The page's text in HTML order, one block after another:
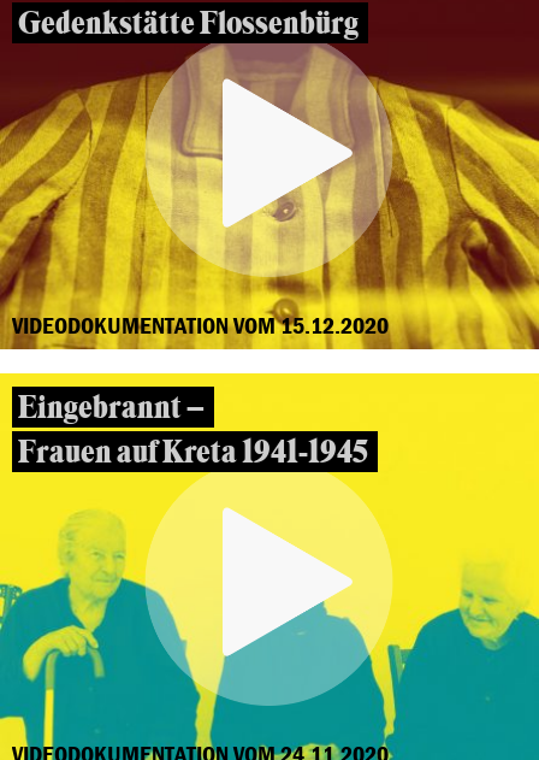
Gedenkstätte Flossenbürg
VIDEODOKUMENTATION VOM 15.12.2020
Eingebrannt –
Frauen auf Kreta 1941-1945
VIDEODOKUMENTATION VOM 24.11.2020